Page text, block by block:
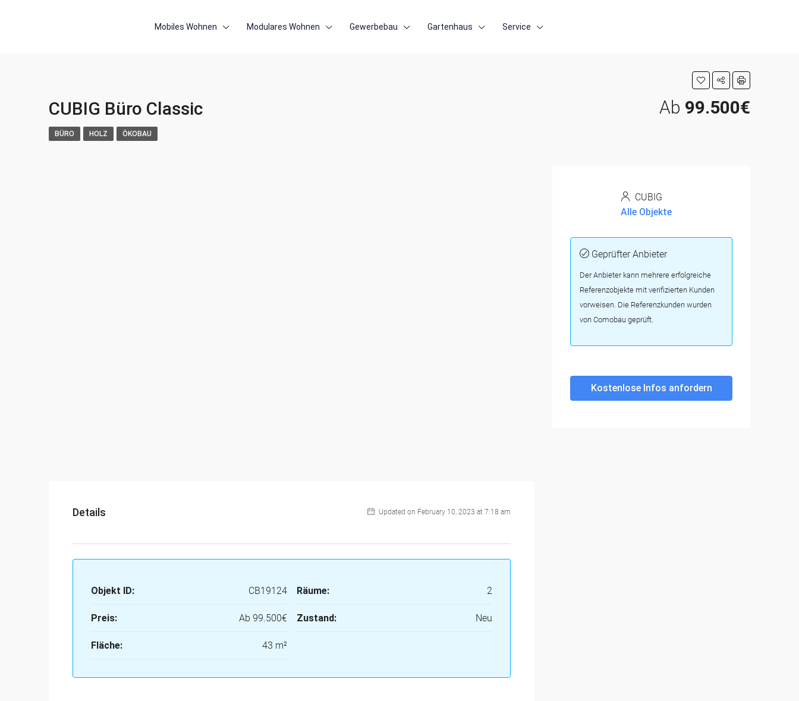
Mobiles Wohnen Modulares Wohnen Gewerbebau Gartenhaus Service
CUBIG Büro Classic Ab 99.500€
BÜRO HOLZ ÖKOBAU
Details Updated on February 10, 2023 at 7:18 am
Objekt ID: CB19124
Preis: Ab 99.500€
Fläche: 43 m²
Räume: 2
Zustand: Neu
CUBIG
Alle Objekte
Geprüfter Anbieter
Der Anbieter kann mehrere erfolgreiche
Referenzobjekte mit verifizierten Kunden
vorweisen. Die Referenzkunden wurden
von Comobau geprüft.
Kostenlose Infos anfordern